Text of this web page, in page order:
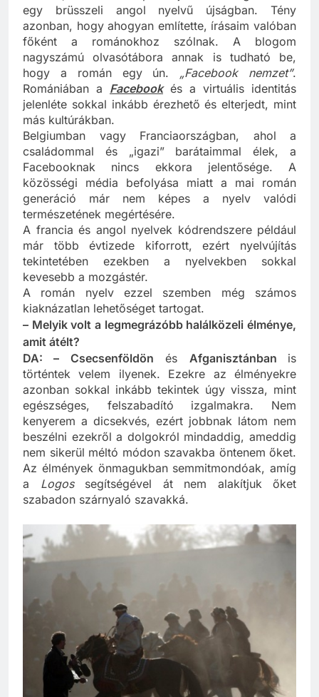
belül is, ezen kívül naponta jelennek meg cikkeim
egy brüsszeli angol nyelvű újságban. Tény
azonban, hogy ahogyan említette, írásaim valóban
főként a románokhoz szólnak. A blogom
nagyszámú olvasótábora annak is tudható be,
hogy a román egy ún.„Facebook nemzet”.
Romániában a Facebookés a virtuális identitás
jelenléte sokkal inkább érezhető és elterjedt, mint
más kultúrákban.
Belgiumban vagy Franciaországban, ahol a
családommal és „igazi” barátaimmal élek, a
Facebooknak nincs ekkora jelentősége. A
közösségi média befolyása miatt a mai román
generáció már nem képes a nyelv valódi
természetének megértésére.
A francia és angol nyelvek kódrendszere például
már több évtizede kiforrott, ezért nyelvújítás
tekintetében ezekben a nyelvekben sokkal
kevesebb a mozgástér.
A román nyelv ezzel szemben még számos
kiaknázatlan lehetőséget tartogat.
– Melyik volt a legmegrázóbb halálközeli élménye,
amit átélt?
DA: – CsecsenföldönésAfganisztánbanis
történtek velem ilyenek. Ezekre az élményekre
azonban sokkal inkább tekintek úgy vissza, mint
egészséges, felszabadító izgalmakra. Nem
kenyerem a dicsekvés, ezért jobbnak látom nem
beszélni ezekről a dolgokról mindaddig, ameddig
nem sikerül méltó módon szavakba öntenem őket.
Az élmények önmagukban semmitmondóak, amíg
aLogossegítségével át nem alakítjuk őket